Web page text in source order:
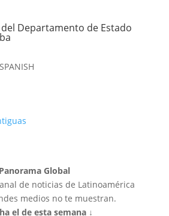
Departamento de Estado
Panorama Global
de noticias de Latinoamérica
medios no te muestran.
el de esta semana ↓